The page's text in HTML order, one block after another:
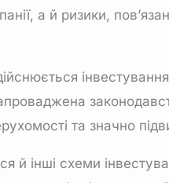
а й ризики,
та значно
й інші схеми